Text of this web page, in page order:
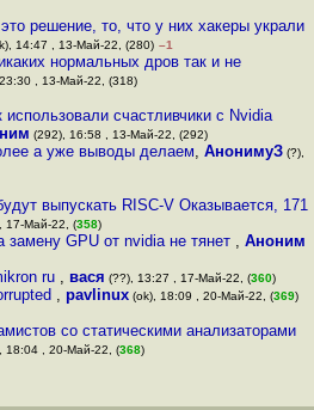
решение, то, что у них хакеры украли
14:47 , 13-Май-22, (280) –1
нормальных дров так и не
, 13-Май-22, (318)
счастливчики с Nvidia
(292), 16:58 , 13-Май-22, (292)
а уже выводы делаем, АнонимуЗ(?),
выпускать RISC-V Оказывается, 171
17-Май-22, (358)
GPU от nvidia не тянет , Аноним
ru , вася (??), 13:27 , 17-Май-22, (360)
, pavlinux(ok), 18:09 , 20-Май-22, (369)
со статическими анализаторами
18:04 , 20-Май-22, (368)